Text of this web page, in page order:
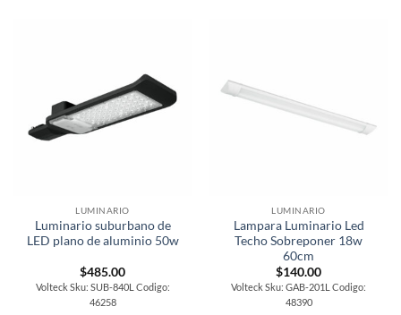
LUMINARIO
Luminario suburbano de
LED plano de aluminio 50w
$485.00
Volteck Sku: SUB-840L Codigo:
46258
LUMINARIO
Lampara Luminario Led
Techo Sobreponer 18w
60cm
$140.00
Volteck Sku: GAB-201L Codigo:
48390